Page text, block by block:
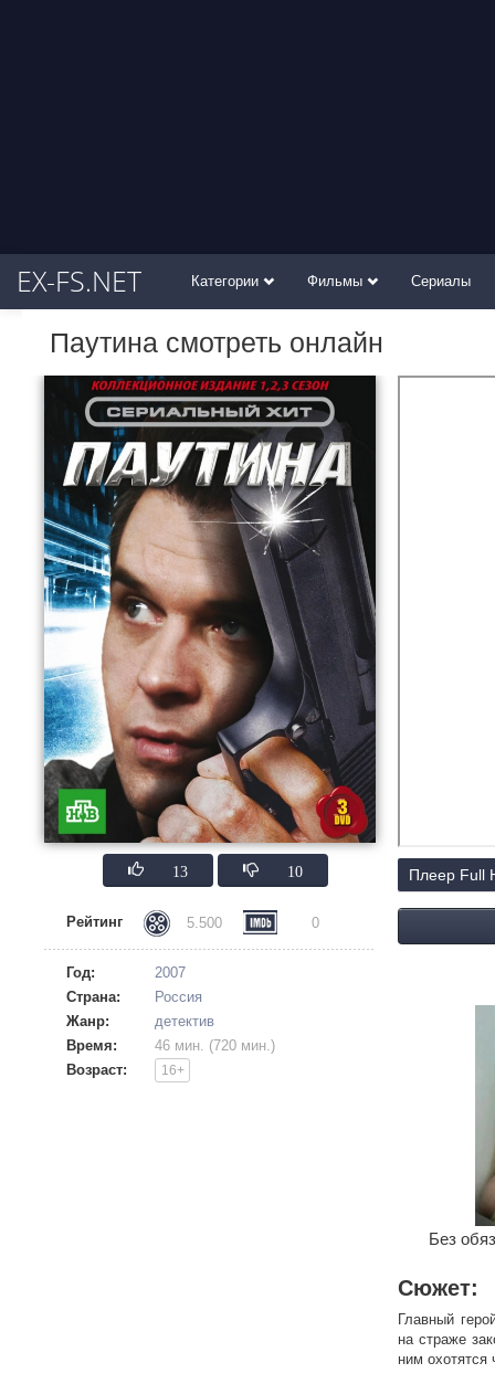
EX-FS.NET Категории Фильмы Сериалы
Паутина смотреть онлайн
13 10
Рейтинг 5.500 0
Год:
2007
Страна:
Россия
Жанр:
детектив
Время:
46 мин. (720 мин.)
Возраст:
16+
Плеер Full
Без
Сюжет:
Главный
на страже
ним охотятся